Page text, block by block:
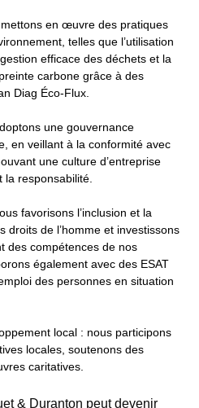
en œuvre des pratiques
telles que l’utilisation
efficace des déchets et la
carbone grâce à des
Diag Éco-Flux.
une gouvernance
en veillant à la conformité avec
une culture d’entreprise
responsabilité.
favorisons l’inclusion et la
droits de l’homme et investissons
des compétences de nos
également avec des ESAT
des personnes en situation
local : nous participons
locales, soutenons des
caritatives.
& Duranton peut devenir